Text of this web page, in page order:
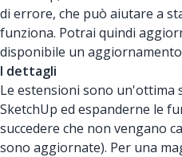
di errore, che può aiutare a
funziona. Potrai quindi
disponibile un
I dettagli
Le estensioni sono un'ottima
SketchUp ed espanderne le
succedere che non vengano
sono aggiornate). Per una